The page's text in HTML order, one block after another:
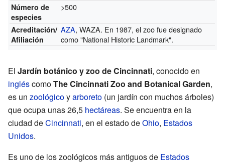
Número de
especies
>500
Acreditación/
Afiliación
AZA, WAZA. En 1987, el zoo fue designado
como "National Historic Landmark".
El Jardín botánico y zoo de Cincinnati, conocido en
ingléscomoThe Cincinnati Zoo and Botanical Garden,
es un zoológicoyarboreto (un jardín con muchos árboles)
que ocupa unas 26,5 hectáreas. Se encuentra en la
ciudad deCincinnati, en el estado deOhio, Estados
Unidos.
Es uno de los zoológicos más antiguos de Estados